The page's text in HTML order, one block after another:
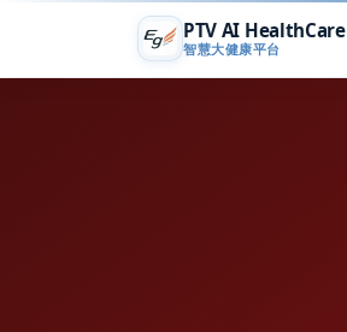
PTV AI HealthCare
智慧大健康平台